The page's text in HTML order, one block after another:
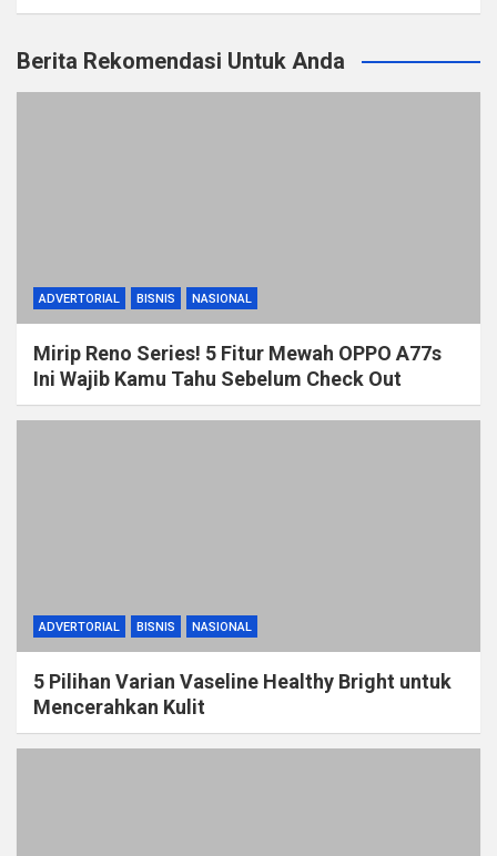
Berita Rekomendasi Untuk Anda
ADVERTORIAL BISNIS NASIONAL
Mirip Reno Series! 5 Fitur Mewah OPPO A77s
Ini Wajib Kamu Tahu Sebelum Check Out
ADVERTORIAL BISNIS NASIONAL
5 Pilihan Varian Vaseline Healthy Bright untuk
Mencerahkan Kulit